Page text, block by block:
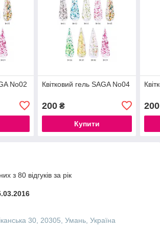
No02 Квітковий гель SAGA No04
200₴
Купити
200
з 80 відгуків за рік
30, 20305, Умань, Україна